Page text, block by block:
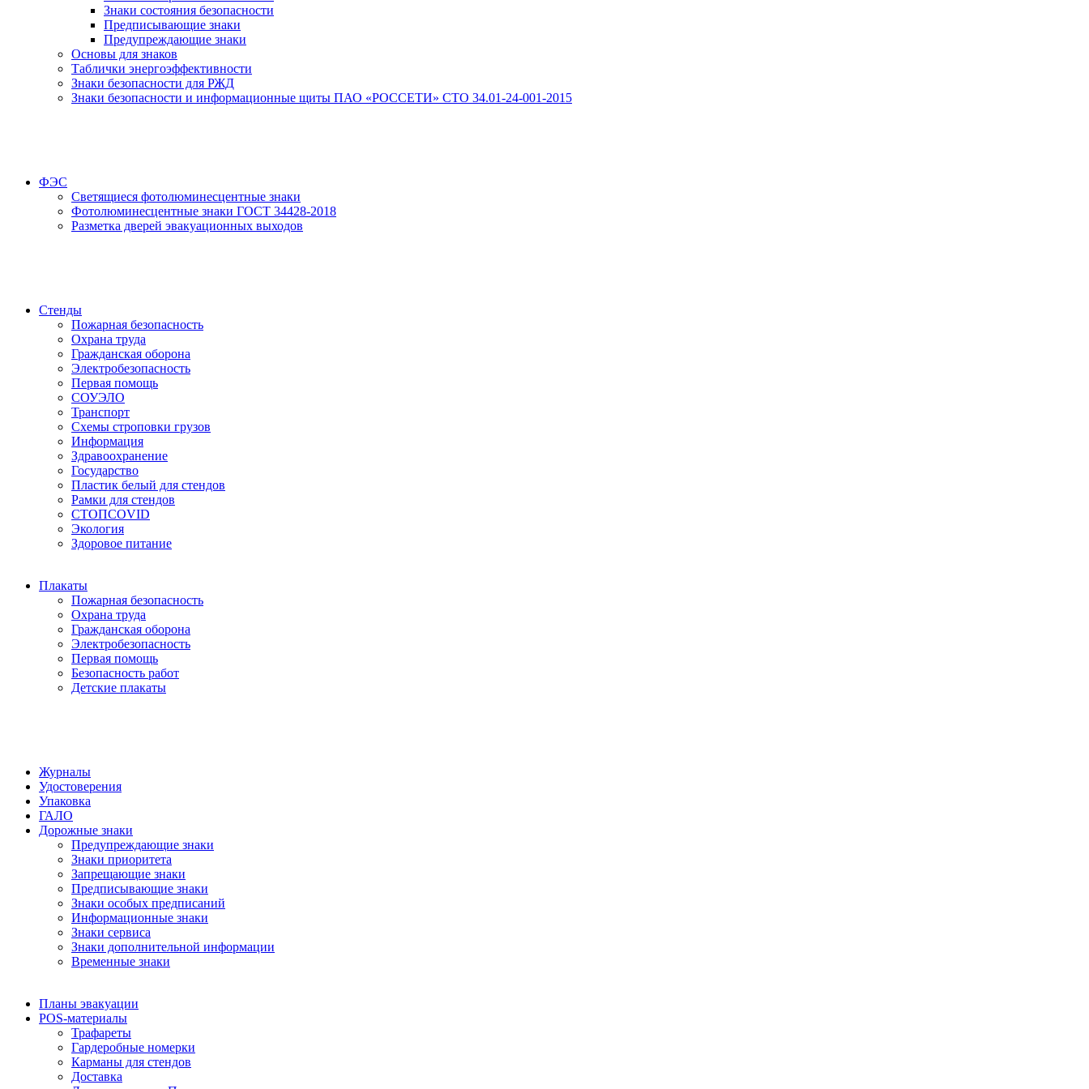
Знаки состояния безопасности
Предписывающие знаки
Предупреждающие знаки
Основы для знаков
Таблички энергоэффективности
Знаки безопасности для РЖД
Знаки безопасности и информационные щиты ПАО «РОССЕТИ» СТО 34.01-24-001-2015
ФЭС
Светящиеся фотолюминесцентные знаки
Фотолюминесцентные знаки ГОСТ 34428-2018
Разметка дверей эвакуационных выходов
Стенды
Пожарная безопасность
Охрана труда
Гражданская оборона
Электробезопасность
Первая помощь
СОУЭЛО
Транспорт
Схемы строповки грузов
Информация
Здравоохранение
Государство
Пластик белый для стендов
Рамки для стендов
СТОПCOVID
Экология
Здоровое питание
Плакаты
Пожарная безопасность
Охрана труда
Гражданская оборона
Электробезопасность
Первая помощь
Безопасность работ
Детские плакаты
Журналы
Удостоверения
Упаковка
ГАЛО
Дорожные знаки
Предупреждающие знаки
Знаки приоритета
Запрещающие знаки
Предписывающие знаки
Знаки особых предписаний
Информационные знаки
Знаки сервиса
Знаки дополнительной информации
Временные знаки
Планы эвакуации
POS-материалы
Трафареты
Гардеробные номерки
Карманы для стендов
Доставка